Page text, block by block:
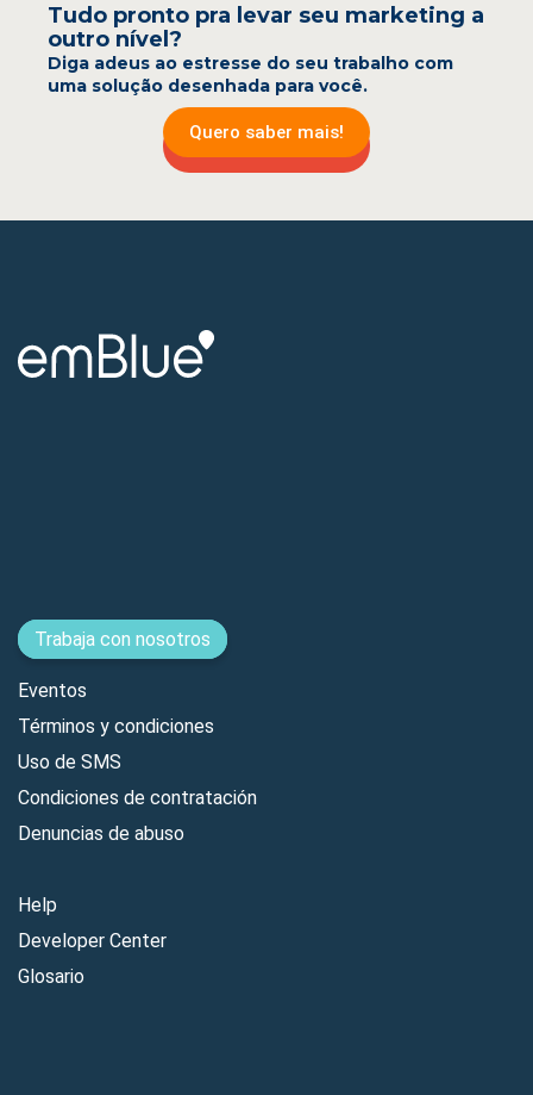
Tudo pronto pra levar seu marketing a
outro nível?
Diga adeus ao estresse do seu trabalho com
uma solução desenhada para você.
Quero saber mais!
Trabaja con nosotros
Eventos
Términos y condiciones
Uso de SMS
Condiciones de contratación
Denuncias de abuso
Help
Developer Center
Glosario